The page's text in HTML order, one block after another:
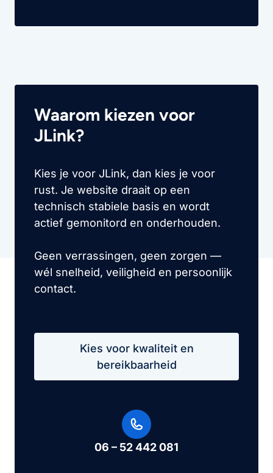
Waarom kiezen voor
JLink?
Kies je voor JLink, dan kies je voor
rust. Je website draait op een
technisch stabiele basis en wordt
actief gemonitord en onderhouden.
Geen verrassingen, geen zorgen —
wél snelheid, veiligheid en persoonlijk
contact.
Kies voor kwaliteit en
bereikbaarheid
06 – 52 442 081